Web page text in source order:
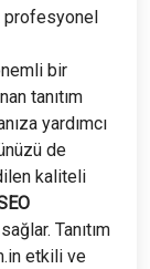
profesyonel
bir
tanıtım
yardımcı
de
kaliteli
Tanıtım
etkili ve